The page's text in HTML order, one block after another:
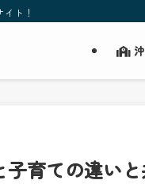
ト！
子育ての違い